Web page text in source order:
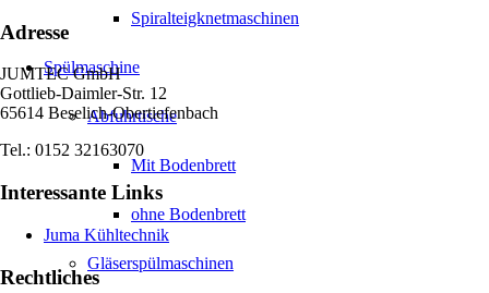
Spiralteigknetmaschinen
Spülmaschine
Abfuhrtische
Mit Bodenbrett
ohne Bodenbrett
Gläserspülmaschinen
Adresse
JUMTEC GmbH
Gottlieb-Daimler-Str. 12
65614 Beselich-Obertiefenbach
Tel.: 0152 32163070
Interessante Links
Juma Kühltechnik
Rechtliches